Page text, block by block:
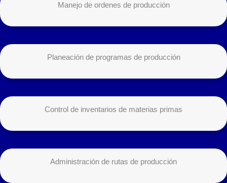
Manejo de ordenes de producción
Planeación de programas de producción
Control de inventarios de materias primas
Administración de rutas de producción